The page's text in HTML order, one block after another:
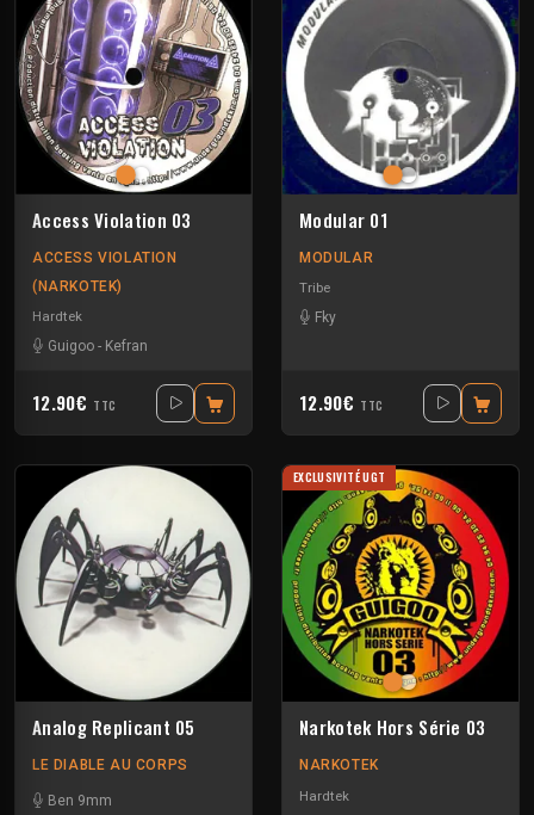
Access Violation 03
ACCESS VIOLATION
(NARKOTEK)
Hardtek
Guigoo - Kefran
12.90€ TTC
Modular 01
MODULAR
Tribe
Fky
12.90€ TTC
Analog Replicant 05
LE DIABLE AU CORPS
Ben 9mm
EXCLUSIVITÉ UGT
Narkotek Hors Série 03
NARKOTEK
Hardtek